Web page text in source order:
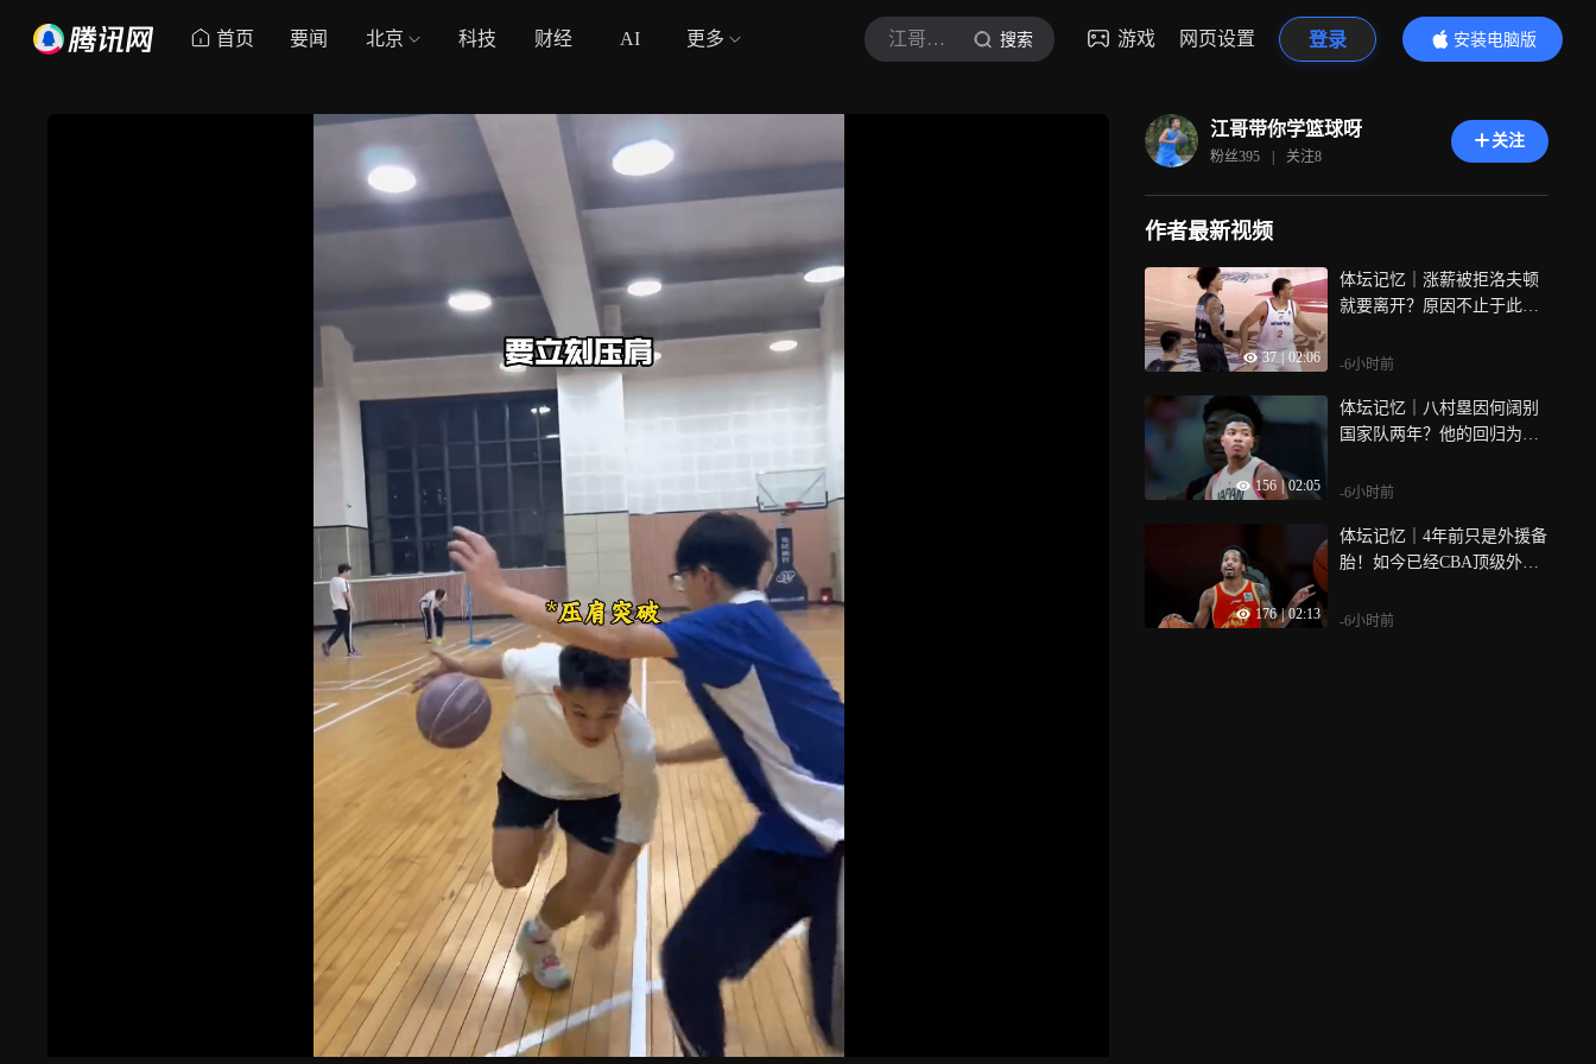
首页 要闻 北京 科技 财经 AI 更多 江哥带你学篮球呀 搜索 游戏 网页设置 登录
安装电脑版
内容更精彩
江哥带你学篮球呀
粉丝395 | 关注8
关注
作者最新视频
37 02:06
体坛记忆｜涨薪被拒洛夫顿
就要离开？原因不止于此，
-6小时前
156 02:05
体坛记忆｜八村塁因何阔别
国家队两年？他的回归为何
-6小时前
176 | 02:13
体坛记忆｜4年前只是外援备
胎！如今已经CBA顶级外
-6小时前